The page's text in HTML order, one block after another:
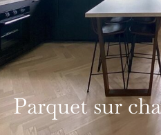
Parquet sur